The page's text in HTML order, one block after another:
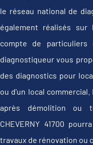
le réseau national de
également réalisés
compte de particuliers
diagnostiqueur vous
des diagnostics pour
ou d'un local
après démolition ou
CHEVERNY 41700
travaux de rénovation ou